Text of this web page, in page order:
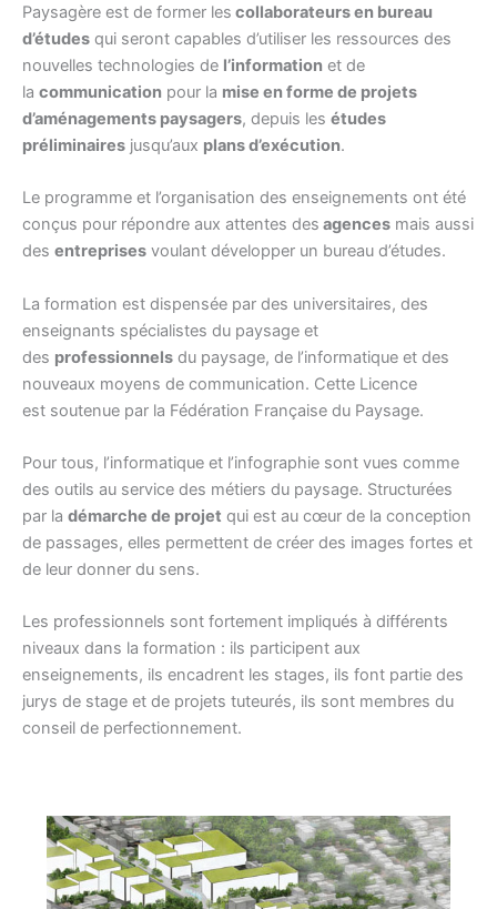
Paysagère est de former les collaborateurs en bureau
d’études qui seront capables d’utiliser les ressources des
nouvelles technologies de l’information et de
la communication pour la mise en forme de projets
d’aménagements paysagers, depuis les études
préliminaires jusqu’aux plans d’exécution.
Le programme et l’organisation des enseignements ont été
conçus pour répondre aux attentes des agences mais aussi
des entreprises voulant développer un bureau d’études.
La formation est dispensée par des universitaires, des
enseignants spécialistes du paysage et
des professionnels du paysage, de l’informatique et des
nouveaux moyens de communication. Cette Licence
est soutenue par la Fédération Française du Paysage.
Pour tous, l’informatique et l’infographie sont vues comme
des outils au service des métiers du paysage. Structurées
par la démarche de projet qui est au cœur de la conception
de passages, elles permettent de créer des images fortes et
de leur donner du sens.
Les professionnels sont fortement impliqués à différents
niveaux dans la formation : ils participent aux
enseignements, ils encadrent les stages, ils font partie des
jurys de stage et de projets tuteurés, ils sont membres du
conseil de perfectionnement.